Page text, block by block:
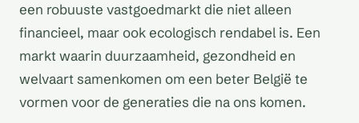
een robuuste vastgoedmarkt die niet alleen
financieel, maar ook ecologisch rendabel is. Een
markt waarin duurzaamheid, gezondheid en
welvaart samenkomen om een beter België te
vormen voor de generaties die na ons komen.